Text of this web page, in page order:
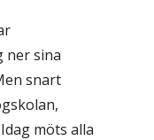
ner sina
snart
möts alla